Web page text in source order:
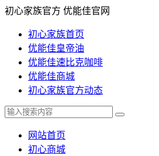
初心家族官方 优能佳官网
初心家族首页
优能佳皇帝油
优能佳速比克咖啡
优能佳商城
初心家族官方动态
网站首页
初心商城